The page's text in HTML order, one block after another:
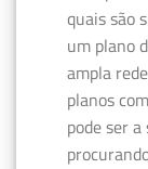
quais são
um plano
ampla
planos
pode ser